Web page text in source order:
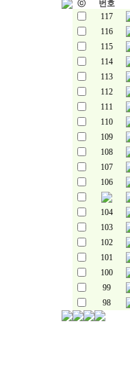
ⓒ 번호
117
116
115
114
113
112
111
110
109
108
107
106
104
103
102
101
100
99
98